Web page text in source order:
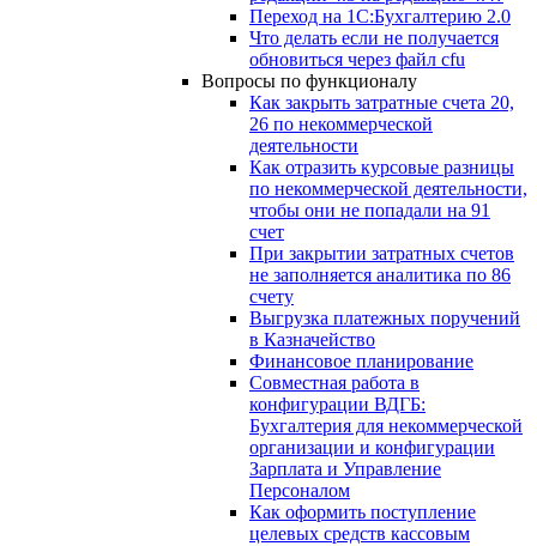
Переход на 1С:Бухгалтерию 2.0
Что делать если не получается
обновиться через файл cfu
Вопросы по функционалу
Как закрыть затратные счета 20,
26 по некоммерческой
деятельности
Как отразить курсовые разницы
по некоммерческой деятельности,
чтобы они не попадали на 91
счет
При закрытии затратных счетов
не заполняется аналитика по 86
счету
Выгрузка платежных поручений
в Казначейство
Финансовое планирование
Совместная работа в
конфигурации ВДГБ:
Бухгалтерия для некоммерческой
организации и конфигурации
Зарплата и Управление
Персоналом
Как оформить поступление
целевых средств кассовым